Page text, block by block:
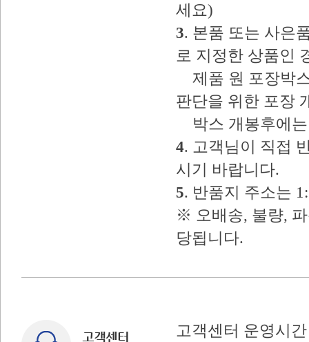
세요)
3. 본품 또는 사은
로 지정한 상품인
제품 원 포장박
판단을 위한 포장
박스 개봉후에는
4. 고객님이 직접
시기 바랍니다.
5. 반품지 주소는
※ 오배송, 불량,
당됩니다.
고객센터 운영시